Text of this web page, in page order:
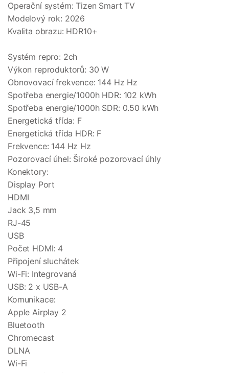
Operační systém: Tizen Smart TV
Modelový rok: 2026
Kvalita obrazu: HDR10+
Systém repro: 2ch
Výkon reproduktorů: 30 W
Obnovovací frekvence: 144 Hz Hz
Spotřeba energie/1000h HDR: 102 kWh
Spotřeba energie/1000h SDR: 0.50 kWh
Energetická třída: F
Energetická třída HDR: F
Frekvence: 144 Hz Hz
Pozorovací úhel: Široké pozorovací úhly
Konektory:
Display Port
HDMI
Jack 3,5 mm
RJ-45
USB
Počet HDMI: 4
Připojení sluchátek
Wi-Fi: Integrovaná
USB: 2 x USB-A
Komunikace:
Apple Airplay 2
Bluetooth
Chromecast
DLNA
Wi-Fi